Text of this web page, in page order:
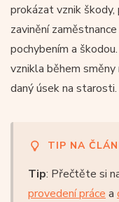
prokázat vznik škody,
zavinění
pochybením a
vznikla během
daný úsek na starosti.
TIP NA
Tip: Přečtěte si
provedení práce a